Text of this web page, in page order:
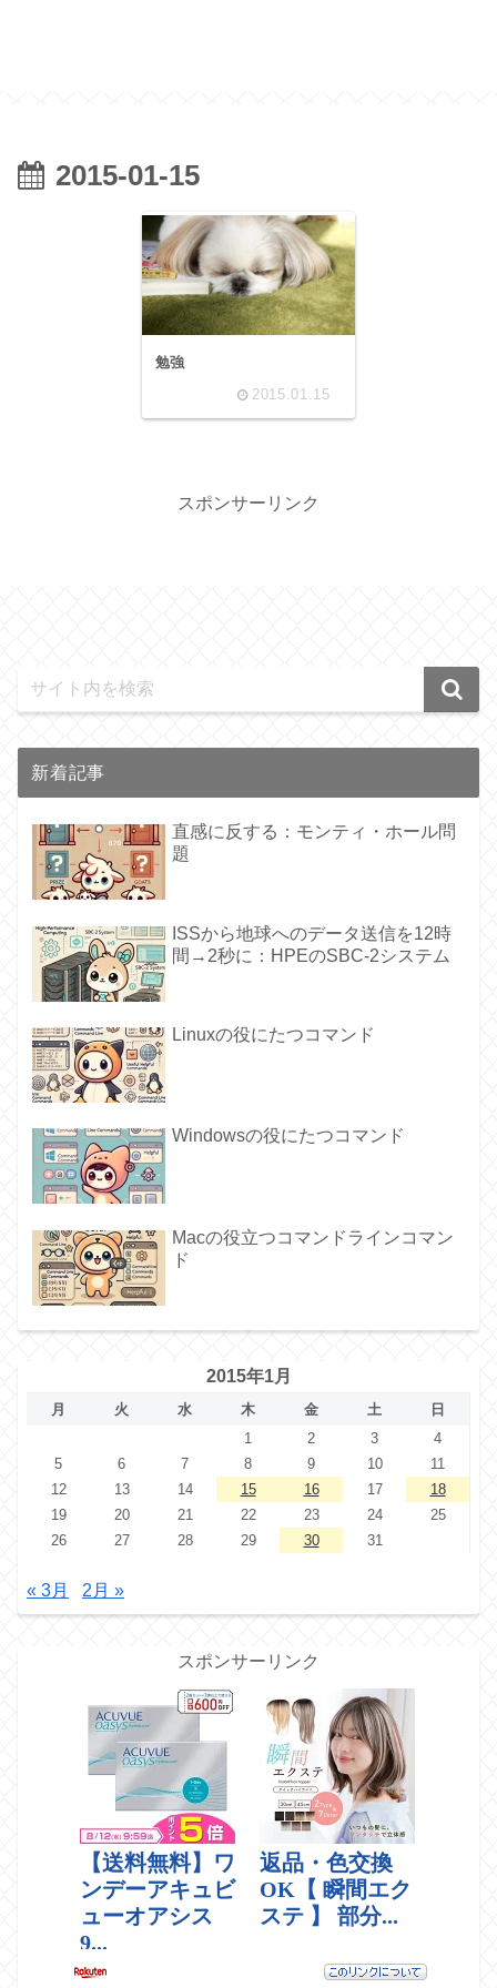
2015-01-15
勉強
2015.01.15
スポンサーリンク
新着記事
直感に反する：モンティ・ホール問
題
ISSから地球へのデータ送信を12時
間→2秒に：HPEのSBC-2システム
Linuxの役にたつコマンド
Windowsの役にたつコマンド
Macの役立つコマンドラインコマン
ド
2015年1月
月 火 水 木 金 土
日
1
2 3
4
5
6 7 8 9 10
11
12
13 14 15 16 17
18
19
20 21 22 23 24
25
26
27 28 29 30 31
« 3月 2月 »
スポンサーリンク